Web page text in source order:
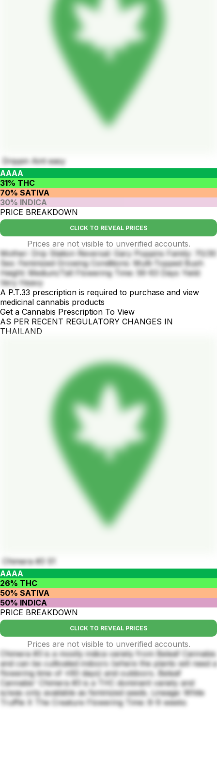
Drippin Aint easy
AAAA
31% THC
70% SATIVA
30% INDICA
PRICE BREAKDOWN
CLICK TO REVEAL PRICES
Prices are not visible to unverified accounts.
Mother: Drip Station Reversal: Gary Poppins Family: 70/30
Sex: Feminized Growing Conditions: Multi-Topped Bush
Height: Medium/Tall Flowering Time: 56-63 Days Yield:
Very Heavy
A P.T.33 prescription is required to purchase and view
medicinal cannabis products
Get a Cannabis Prescription To View
AS PER RECENT REGULATORY CHANGES IN
THAILAND
Chimera #3 S1
AAAA
26% THC
50% SATIVA
50% INDICA
PRICE BREAKDOWN
CLICK TO REVEAL PRICES
Prices are not visible to unverified accounts.
Chimera #3 is a mostly indica variety from Beleaf Cannabis
and can be cultivated indoors (where the plants will need a
flowering time of ±60 days) and outdoors. Beleaf
Cannabis' Chimera #3 is a THC dominant variety and
is/was only available as feminized seeds. Lineage: White
Truffle X The Creature Flowering Time: 8-9 weeks